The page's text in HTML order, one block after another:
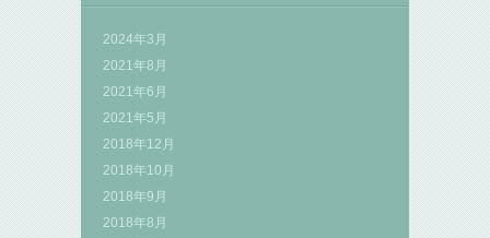
2024年3月
2021年8月
2021年6月
2021年5月
2018年12月
2018年10月
2018年9月
2018年8月